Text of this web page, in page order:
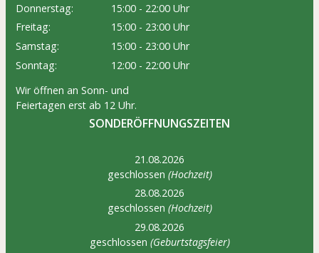
Donnerstag:
15:00 - 22:00 Uhr
Freitag:
15:00 - 23:00 Uhr
Samstag:
15:00 - 23:00 Uhr
Sonntag:
12:00 - 22:00 Uhr
Wir öffnen an Sonn- und
Feiertagen erst ab 12 Uhr.
SONDERÖFFNUNGSZEITEN
21.08.2026
geschlossen (Hochzeit)
28.08.2026
geschlossen (Hochzeit)
29.08.2026
geschlossen (Geburtstagsfeier)